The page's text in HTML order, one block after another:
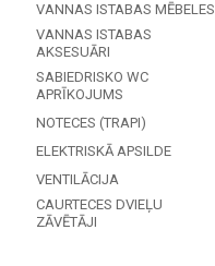
VANNAS ISTABAS MĒBELES
VANNAS ISTABAS
AKSESUĀRI
SABIEDRISKO WC
APRĪKOJUMS
NOTECES (TRAPI)
ELEKTRISKĀ APSILDE
VENTILĀCIJA
CAURTECES DVIEĻU
ZĀVĒTĀJI